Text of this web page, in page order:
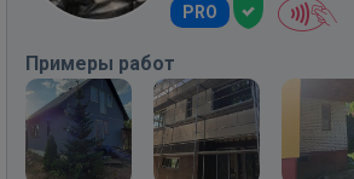
PRO
Примеры работ